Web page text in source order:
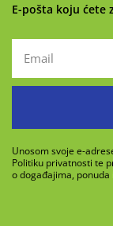
E-pošta koju ćete
Unosom svoje e-
Politiku privatnosti te
o događajima,